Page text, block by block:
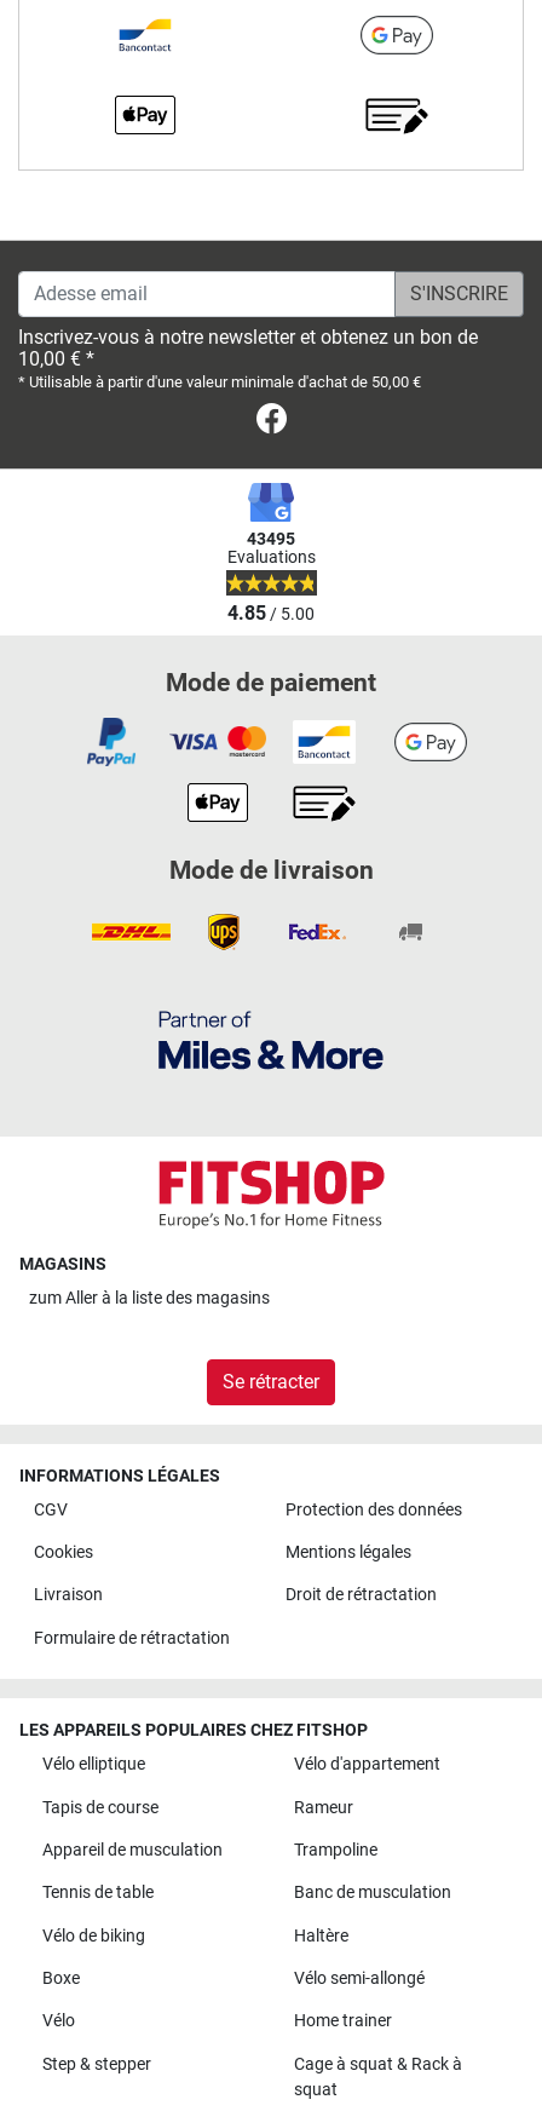
Adesse email
Inscrivez-vous à notre newsletter et obtenez un bon de
10,00 € *
* Utilisable à partir d'une valeur minimale d'achat de 50,00 €
43495
Evaluations
4.85/ 5.00
Mode de paiement
Mode de livraison
MAGASINS
zumAller à la liste des magasins
Se rétracter
INFORMATIONS LÉGALES
CGV
Protection des données
Cookies Mentions légales
Livraison Droit de rétractation
Formulaire de rétractation
LES APPAREILS POPULAIRES CHEZ FITSHOP
Vélo elliptique
Vélo d'appartement
Tapis de course Rameur
Appareil de musculation Trampoline
Tennis de table Banc de musculation
Vélo de biking Haltère
Boxe Vélo semi-allongé
Vélo Home trainer
Step & stepper
Cage à squat & Rack à
squat